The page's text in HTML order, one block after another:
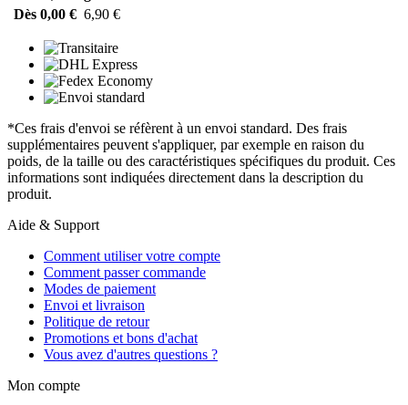
Dès 0,00 € 6,90 €
*Ces frais d'envoi se réfèrent à un envoi standard. Des frais
supplémentaires peuvent s'appliquer, par exemple en raison du
poids, de la taille ou des caractéristiques spécifiques du produit. Ces
informations sont indiquées directement dans la description du
produit.
Aide & Support
Comment utiliser votre compte
Comment passer commande
Modes de paiement
Envoi et livraison
Politique de retour
Promotions et bons d'achat
Vous avez d'autres questions ?
Mon compte